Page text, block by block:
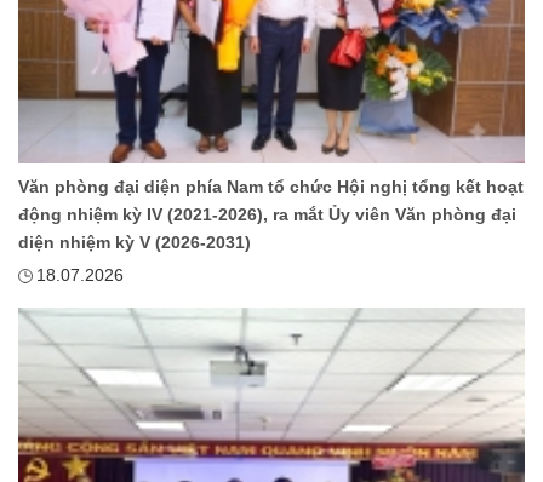
Văn phòng đại diện phía Nam tổ chức Hội nghị tổng kết hoạt
động nhiệm kỳ IV (2021-2026), ra mắt Ủy viên Văn phòng đại
diện nhiệm kỳ V (2026-2031)
18.07.2026